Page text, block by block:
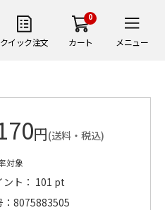
クイック注文
0
カート メニュー
円(送料・税込)
対象
ント： 101 pt
8075883505